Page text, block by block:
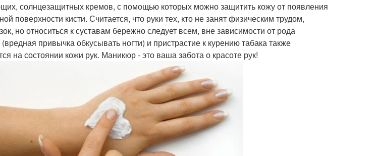
солнцезащитных кремов, с помощью которых можно защитить кожу от появления
поверхности кисти. Считается, что руки тех, кто не занят физическим трудом,
но относиться к суставам бережно следует всем, вне зависимости от рода
привычка обкусывать ногти) и пристрастие к курению табака также
на состоянии кожи рук. Маникюр - это ваша забота о красоте рук!